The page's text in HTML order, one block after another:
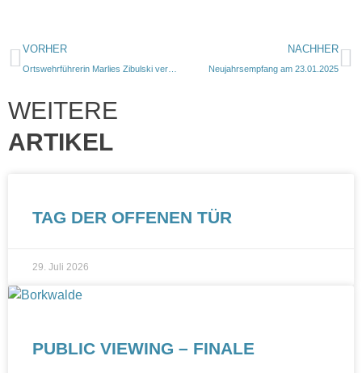
VORHER NACHHER
Neujahrsempfang am 23.01.2025
WEITERE
ARTIKEL
TAG DER OFFENEN TÜR
29. Juli 2026
PUBLIC VIEWING – FINALE